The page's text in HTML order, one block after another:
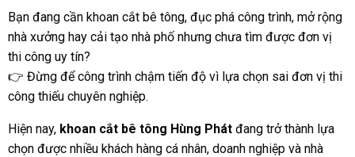
Bạn đang cần khoan cắt bê tông, đục phá công trình, mở rộng
nhà xưởng hay cải tạo nhà phố nhưng chưa tìm được đơn vị
thi công uy tín?
👉 Đừng để công trình chậm tiến độ vì lựa chọn sai đơn vị thi
công thiếu chuyên nghiệp.
Hiện nay, khoan cắt bê tông Hùng Phátđang trở thành lựa
chọn được nhiều khách hàng cá nhân, doanh nghiệp và nhà